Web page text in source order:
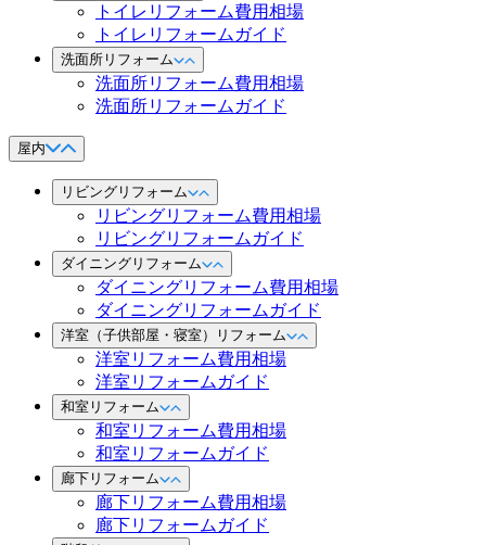
トイレリフォーム費用相場
トイレリフォームガイド
洗面所リフォーム
洗面所リフォーム費用相場
洗面所リフォームガイド
屋内
リビングリフォーム
リビングリフォーム費用相場
リビングリフォームガイド
ダイニングリフォーム
ダイニングリフォーム費用相場
ダイニングリフォームガイド
洋室（子供部屋・寝室）リフォーム
洋室リフォーム費用相場
洋室リフォームガイド
和室リフォーム
和室リフォーム費用相場
和室リフォームガイド
廊下リフォーム
廊下リフォーム費用相場
廊下リフォームガイド